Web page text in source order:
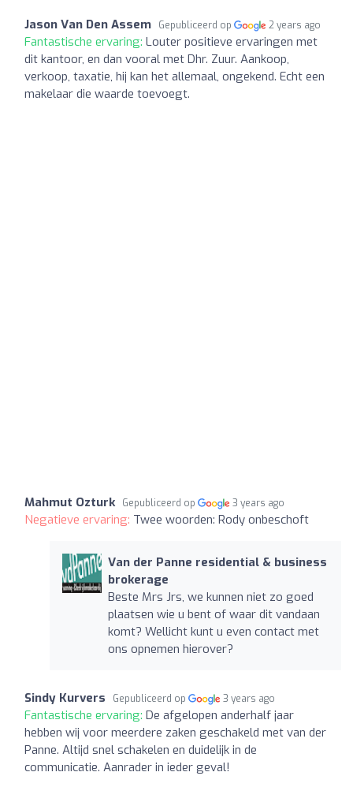
Jason Van Den Assem Gepubliceerd op 2 years ago
Fantastische ervaring: Louter positieve ervaringen met
dit kantoor, en dan vooral met Dhr. Zuur. Aankoop,
verkoop, taxatie, hij kan het allemaal, ongekend. Echt een
makelaar die waarde toevoegt.
Mahmut Ozturk Gepubliceerd op 3 years ago
Negatieve ervaring: Twee woorden: Rody onbeschoft
Van der Panne residential & business
brokerage
Beste Mrs Jrs, we kunnen niet zo goed
plaatsen wie u bent of waar dit vandaan
komt? Wellicht kunt u even contact met
ons opnemen hierover?
Sindy Kurvers Gepubliceerd op 3 years ago
Fantastische ervaring: De afgelopen anderhalf jaar
hebben wij voor meerdere zaken geschakeld met van der
Panne. Altijd snel schakelen en duidelijk in de
communicatie. Aanrader in ieder geval!